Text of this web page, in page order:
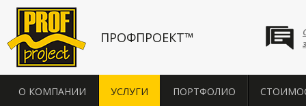
ПРОФПРОЕКТ™
О КОМПАНИИ УСЛУГИ ПОРТФОЛИО